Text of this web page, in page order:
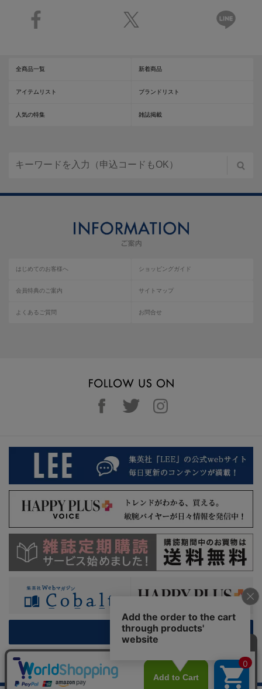
全商品一覧 新着商品
アイテムリスト ブランドリスト
人気の特集 雑誌掲載
はじめてのお客様へ ショッピングガイド
会員特典のご案内 サイトマップ
よくあるご質問 お問合せ
PC版を表示
利用規約 特定商取引法に基づく表示 プライバシーガイドライン